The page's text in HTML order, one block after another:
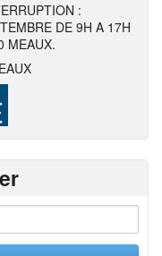
:
DE 9H A 17H
MEAUX.